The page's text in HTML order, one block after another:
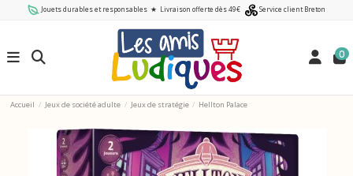
Jouets durables et responsables ★ Livraison offerte dès 49€ Service client Breton
0
Accueil Jeux de société adulte Jeux de stratégie Hellton Palace